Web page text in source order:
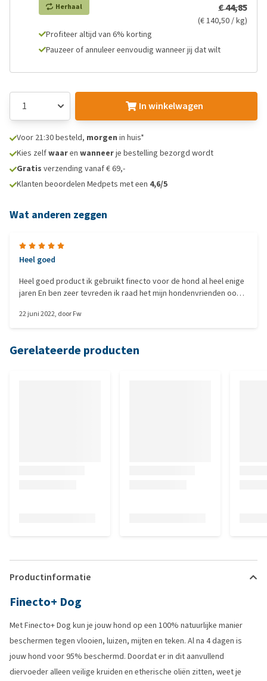
Herhaal € 44,85
(€ 140,50 / kg)
Profiteer altijd van 6% korting
Pauzeer of annuleer eenvoudig wanneer jij dat wilt
In winkelwagen
Voor 21:30 besteld, morgen in huis*
Kies zelfwaaren wanneerje bestelling bezorgd wordt
Gratis verzending vanaf € 69,-
Klanten beoordelen Medpets met een 4,6/5
Wat anderen zeggen
Heel goed
Heel goed product ik gebruikt finecto voor de hond al heel enige
jaren En ben zeer tevreden ik raad het mijn hondenvrienden ook
22 juni 2022, doorFw
Gerelateerde producten
Productinformatie
Finecto+ Dog
Met Finecto+ Dog kun je jouw hond op een 100% natuurlijke manier
beschermen tegen vlooien, luizen, mijten en teken. Al na 4 dagen is
jouw hond voor 95% beschermd. Doordat er in dit aanvullend
diervoeder alleen veilige kruiden en etherische oliën zitten, weet je